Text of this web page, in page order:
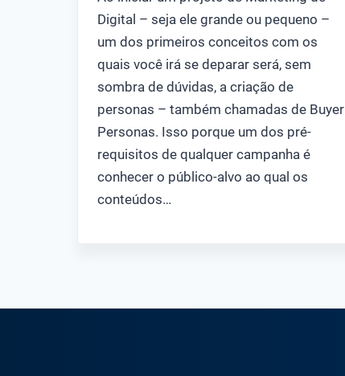
Digital – seja ele grande ou pequeno –
um dos primeiros conceitos com os
quais você irá se deparar será, sem
sombra de dúvidas, a criação de
personas – também chamadas de Buyer
Personas. Isso porque um dos pré-
requisitos de qualquer campanha é
conhecer o público-alvo ao qual os
conteúdos…